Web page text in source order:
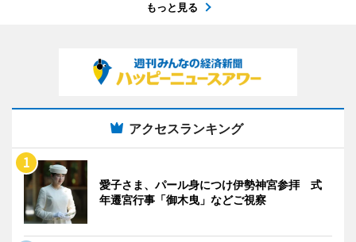
もっと見る
アクセスランキング
愛子さま、パール身につけ伊勢神宮参拝 式
年遷宮行事「御木曳」などご視察